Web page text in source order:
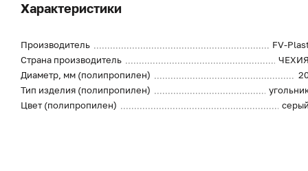
Характеристики
Производитель
FV-
Страна производитель
ЧЕХИЯ
Диаметр, мм (полипропилен)
Тип изделия (полипропилен)
Цвет (полипропилен)
серый